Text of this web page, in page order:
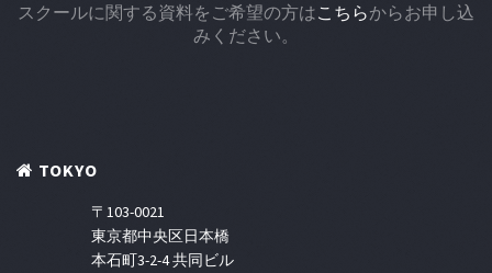
ンスを10月
スクールに関する資料をご希望の方はこちらからお申し込
みください。
TOKYO
〒103-0021
東京都中央区日本橋
本石町3-2-4 共同ビル